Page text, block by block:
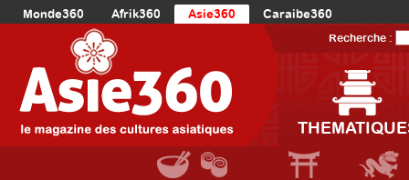
Monde360 Afrik360 Asie360
Caraibe360
Europe360
AmériqueDuNord360
Océanie360
Recherche :